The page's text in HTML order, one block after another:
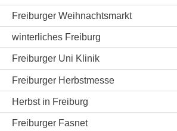
Freiburger Weihnachtsmarkt
winterliches Freiburg
Freiburger Uni Klinik
Freiburger Herbstmesse
Herbst in Freiburg
Freiburger Fasnet